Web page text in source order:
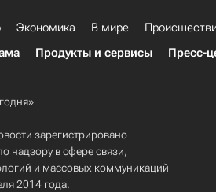
Экономика В мире
Продукты и сервисы Пресс-
зарегистрировано
надзору в сфере связи,
и массовых коммуникаций
2014 года.